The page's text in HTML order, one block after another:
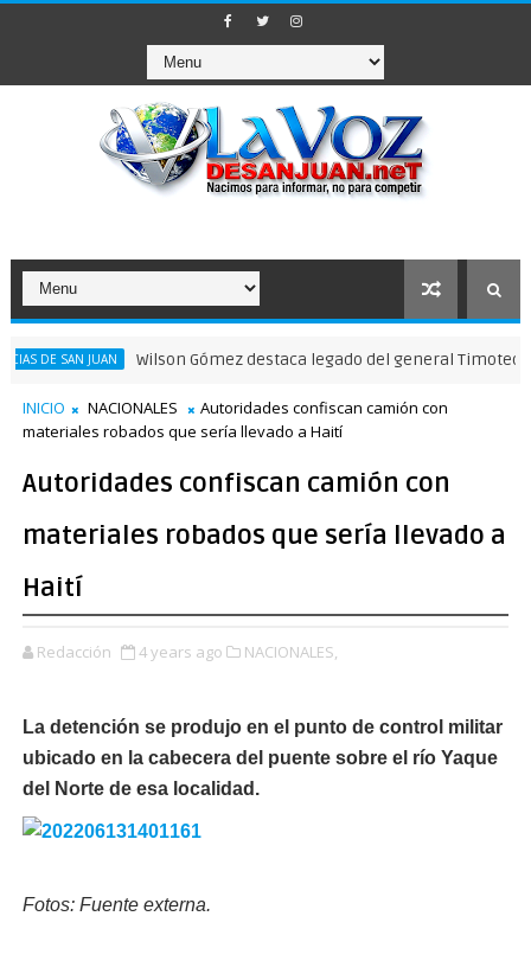
JUAN Wilson Gómez destaca legado del general Timoteo
INICIO NACIONALES
Autoridades confiscan camión con
materiales robados que sería llevado a Haití
Autoridades confiscan camión con
materiales robados que sería llevado a
Haití
Redacción 4 years ago NACIONALES,
La detención se produjo en el punto de control militar
ubicado en la cabecera del puente sobre el río Yaque
del Norte de esa localidad.
Fotos: Fuente externa.